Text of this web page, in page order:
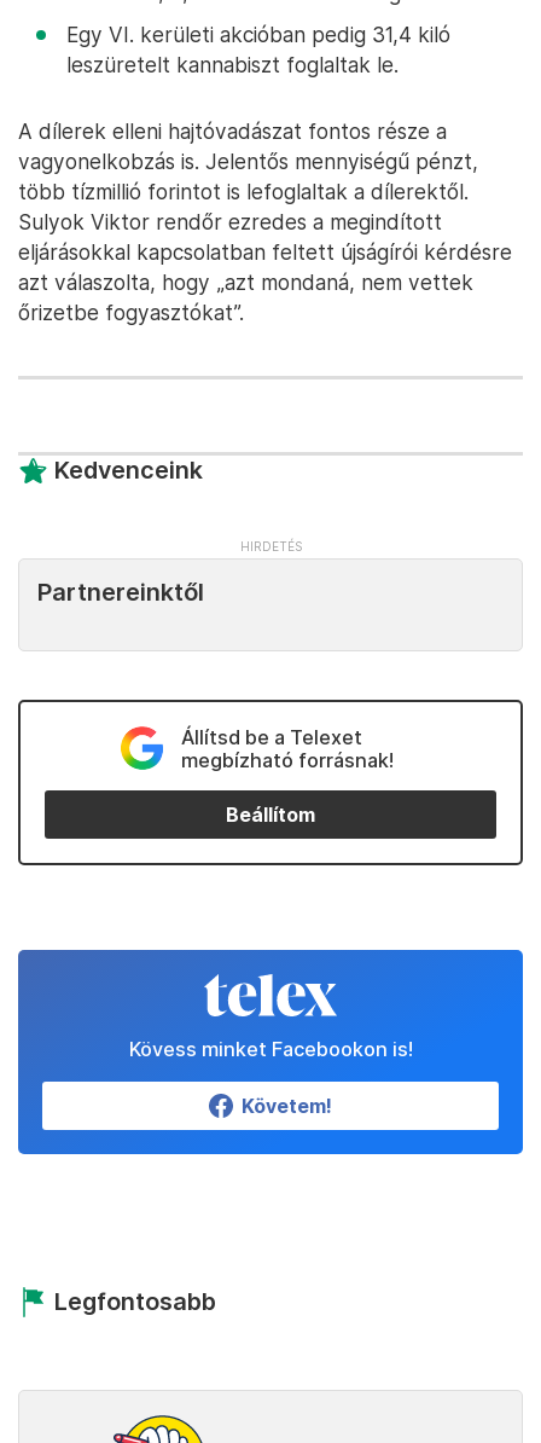
Egy VI. kerületi akcióban pedig 31,4 kiló
leszüretelt kannabiszt foglaltak le.
A dílerek elleni hajtóvadászat fontos része a
vagyonelkobzás is. Jelentős mennyiségű pénzt,
több tízmillió forintot is lefoglaltak a dílerektől.
Sulyok Viktor rendőr ezredes a megindított
eljárásokkal kapcsolatban feltett újságírói kérdésre
azt válaszolta, hogy „azt mondaná, nem vettek
őrizetbe fogyasztókat”.
Kedvenceink
Partnereinktől
Állítsd be a Telexet
megbízható forrásnak!
Beállítom
Kövess minket Facebookon is!
Követem!
Legfontosabb